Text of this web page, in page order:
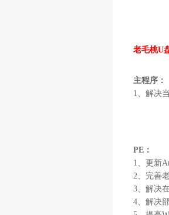
老毛桃U
主程序：
1、解决
PE：
1、更新
2、完善
3、解决
4、解决